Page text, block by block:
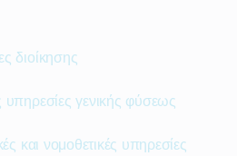
διοίκησης
γενικής φύσεως
και νομοθετικές υπηρεσίες